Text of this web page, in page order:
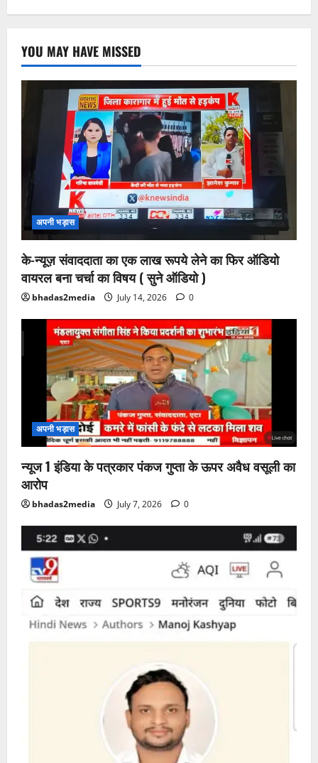
YOU MAY HAVE MISSED
अपनी भड़ास
के-न्यूज़ संवाददाता का एक लाख रूपये लेने का फिर ऑडियो
वायरल बना चर्चा का विषय ( सुने ऑडियो )
bhadas2media July 14, 2026 0
अपनी भड़ास
न्यूज 1 इंडिया के पत्रकार पंकज गुप्ता के ऊपर अवैध वसूली का
आरोप
bhadas2media July 7, 2026 0